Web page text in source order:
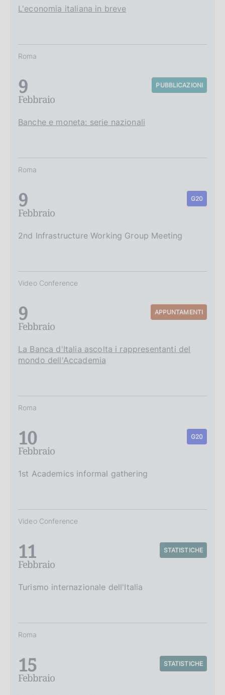
L'economia italiana in breve
Roma
9
Febbraio
PUBBLICAZIONI
Banche e moneta: serie nazionali
Roma
9
Febbraio
G20
2nd Infrastructure Working Group Meeting
Video Conference
9
Febbraio
APPUNTAMENTI
La Banca d'Italia ascolta i rappresentanti del
mondo dell'Accademia
Roma
10
Febbraio
G20
1st Academics informal gathering
Video Conference
11
Febbraio
STATISTICHE
Turismo internazionale dell'Italia
Roma
15
Febbraio
STATISTICHE